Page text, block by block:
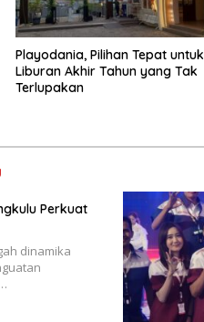
Playodania, Pilihan Tepat untuk
Liburan Akhir Tahun yang Tak
Terlupakan
Perkuat
dinamika